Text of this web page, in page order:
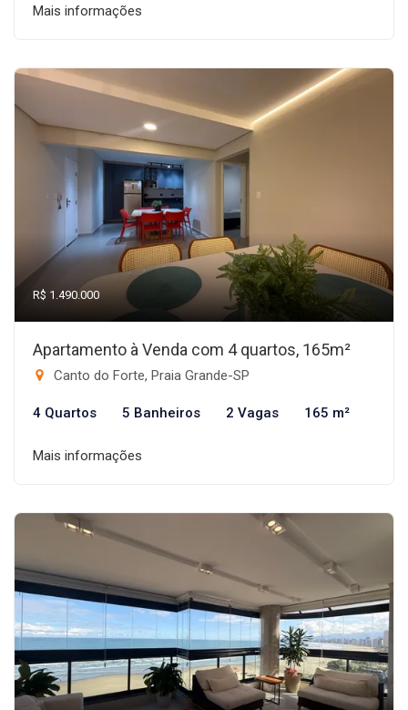
Mais informações
R$ 1.490.000
Apartamento à Venda com 4 quartos, 165m²
Canto do Forte, Praia Grande-SP
4 Quartos 5 Banheiros 2 Vagas 165 m²
Mais informações